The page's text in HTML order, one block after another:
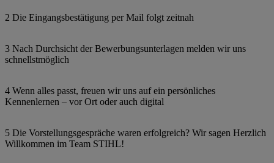
2 Die Eingangsbestätigung per Mail folgt zeitnah
3 Nach Durchsicht der Bewerbungsunterlagen melden wir uns
schnellstmöglich
4 Wenn alles passt, freuen wir uns auf ein persönliches
Kennenlernen – vor Ort oder auch digital
5 Die Vorstellungsgespräche waren erfolgreich? Wir sagen Herzlich
Willkommen im Team STIHL!